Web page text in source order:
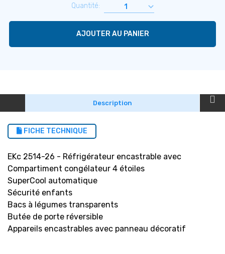
Quantité:
AJOUTER AU PANIER
Description
FICHE TECHNIQUE
EKc 2514-26 - Réfrigérateur encastrable avec
Compartiment congélateur 4 étoiles
SuperCool automatique
Sécurité enfants
Bacs à légumes transparents
Butée de porte réversible
Appareils encastrables avec panneau décoratif